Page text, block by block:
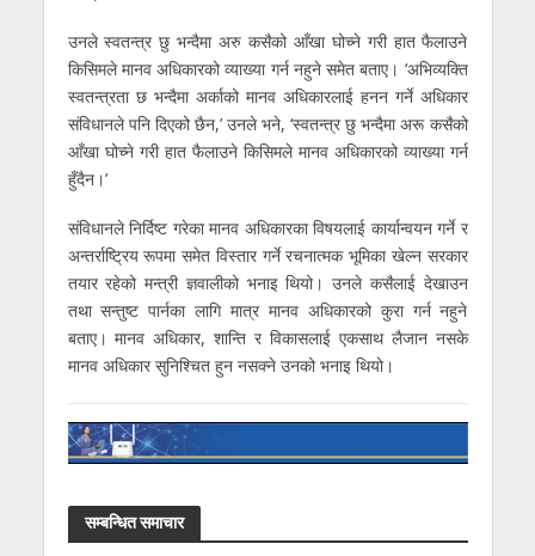
उनले स्वतन्त्र छु भन्दैमा अरु कसैको आँखा घोच्ने गरी हात फैलाउने
किसिमले मानव अधिकारको व्याख्या गर्न नहुने समेत बताए। ‘अभिव्यक्ति
स्वतन्त्रता छ भन्दैमा अर्काको मानव अधिकारलाई हनन गर्ने अधिकार
संविधानले पनि दिएको छैन,’ उनले भने, ‘स्वतन्त्र छु भन्दैमा अरू कसैको
आँखा घोच्ने गरी हात फैलाउने किसिमले मानव अधिकारको व्याख्या गर्न
हुँदैन।’
संविधानले निर्दिष्ट गरेका मानव अधिकारका विषयलाई कार्यान्वयन गर्ने र
अन्तर्राष्ट्रिय रूपमा समेत विस्तार गर्ने रचनात्मक भूमिका खेल्न सरकार
तयार रहेको मन्त्री ज्ञवालीको भनाइ थियो। उनले कसैलाई देखाउन
तथा सन्तुष्ट पार्नका लागि मात्र मानव अधिकारको कुरा गर्न नहुने
बताए। मानव अधिकार, शान्ति र विकासलाई एकसाथ लैजान नसके
मानव अधिकार सुनिश्चित हुन नसक्ने उनको भनाइ थियो।
सम्बन्धित समाचार